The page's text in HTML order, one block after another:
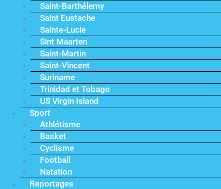
Saint-Barthélemy
Saint Eustache
Sainte-Lucie
Sint Maarten
Saint-Martin
Saint-Vincent
Suriname
Trinidad et Tobago
US Virgin Island
Sport
Athlétisme
Basket
Cyclisme
Football
Natation
Reportages